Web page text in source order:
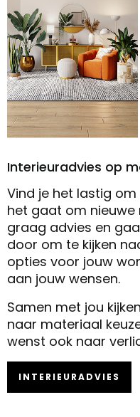
Interieuradvies op
Vind je het lastig
het gaat om nieuwe
graag advies en
door om te kijken
opties voor jouw
aan jouw wensen.
Samen met jou
naar materiaal
wenst ook naar
INTERIEURADVIES